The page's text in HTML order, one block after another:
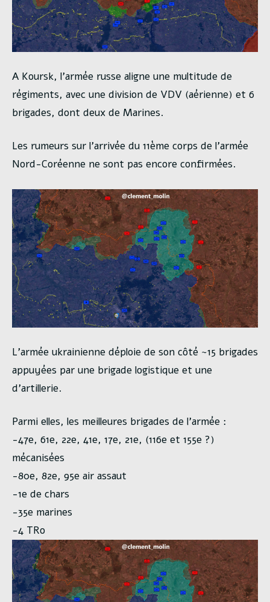
A Koursk, l’armée russe aligne une multitude de
régiments, avec une division de VDV (aérienne) et 6
brigades, dont deux de Marines.
Les rumeurs sur l’arrivée du 11ème corps de l’armée
Nord-Coréenne ne sont pas encore confirmées.
L’armée ukrainienne déploie de son côté ~15 brigades
appuyées par une brigade logistique et une
d’artillerie.
Parmi elles, les meilleures brigades de l’armée :
-47e, 61e, 22e, 41e, 17e, 21e, (116e et 155e ?)
mécanisées
-80e, 82e, 95e air assaut
-1e de chars
-35e marines
-4 TRo